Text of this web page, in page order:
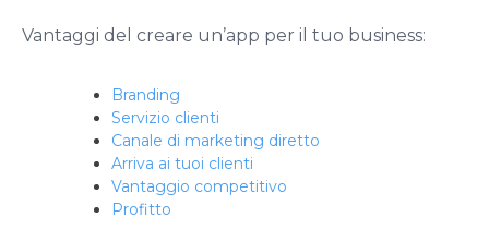
Vantaggi del creare un’app per il tuo business:
Branding
Servizio clienti
Canale di marketing diretto
Arriva ai tuoi clienti
Vantaggio competitivo
Profitto